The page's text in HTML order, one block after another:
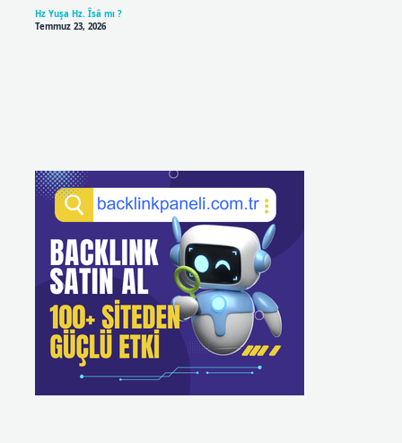
Hz Yuşa Hz. Îsâ mı ?
Temmuz 23, 2026